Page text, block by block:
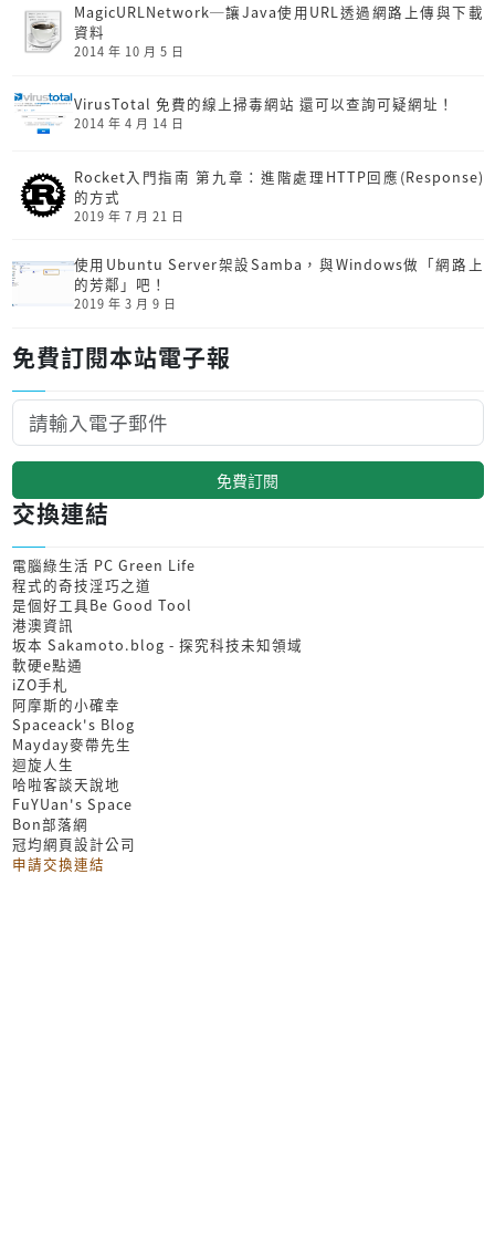
MagicURLNetwork─讓Java使用URL透過網路上傳與下載
資料
2014 年 10 月 5 日
VirusTotal 免費的線上掃毒網站 還可以查詢可疑網址！
2014 年 4 月 14 日
Rocket入門指南 第九章：進階處理HTTP回應(Response)
的方式
2019 年 7 月 21 日
使用Ubuntu Server架設Samba，與Windows做「網路上
的芳鄰」吧！
2019 年 3 月 9 日
免費訂閱本站電子報
免費訂閱
交換連結
電腦綠生活 PC Green Life
程式的奇技淫巧之道
是個好工具Be Good Tool
港澳資訊
坂本 Sakamoto.blog - 探究科技未知領域
軟硬e點通
iZO手札
阿摩斯的小確幸
Spaceack's Blog
Mayday麥帶先生
迴旋人生
哈啦客談天說地
FuYUan's Space
Bon部落網
冠均網頁設計公司
申請交換連結